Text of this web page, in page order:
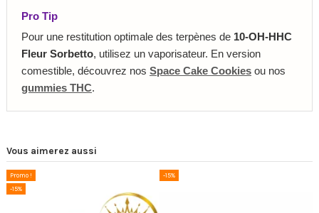
Pro Tip
Pour une restitution optimale des terpènes de 10-OH-HHC
Fleur Sorbetto, utilisez un vaporisateur. En version
comestible, découvrez nos Space Cake Cookies ou nos
gummies THC.
Vous aimerez aussi
Promo !
-15%
-15%